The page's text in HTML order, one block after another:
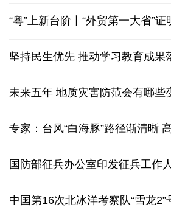
“粤”上新台阶丨“外贸第一大省”
坚持民生优先 推动学习教育成果
未来五年 地质灾害防范会有哪些
专家：台风“白海豚”路径渐清晰
国防部征兵办公室印发征兵工作
中国第16次北冰洋考察队“雪龙